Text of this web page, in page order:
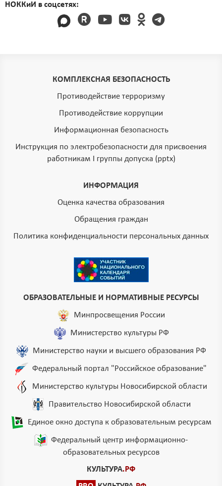
НОККиИ в соцсетях:
КОМПЛЕКСНАЯ БЕЗОПАСНОСТЬ
Противодействие терроризму
Противодействие коррупции
Информационная безопасность
Инструкция по электробезопасности для присвоения
работникам I группы допуска (pptx)
ИНФОРМАЦИЯ
Оценка качества образования
Обращения граждан
Политика конфиденциальности персональных данных
ОБРАЗОВАТЕЛЬНЫЕ И НОРМАТИВНЫЕ РЕСУРСЫ
Минпросвещения России
Министерство культуры РФ
Министерство науки и высшего образования РФ
Федеральный портал "Российское образование"
Министерство культуры Новосибирской области
Правительство Новосибирской области
Единое окно доступа к образовательным ресурсам
Федеральный центр информационно-
образовательных ресурсов
КУЛЬТУРА.РФ